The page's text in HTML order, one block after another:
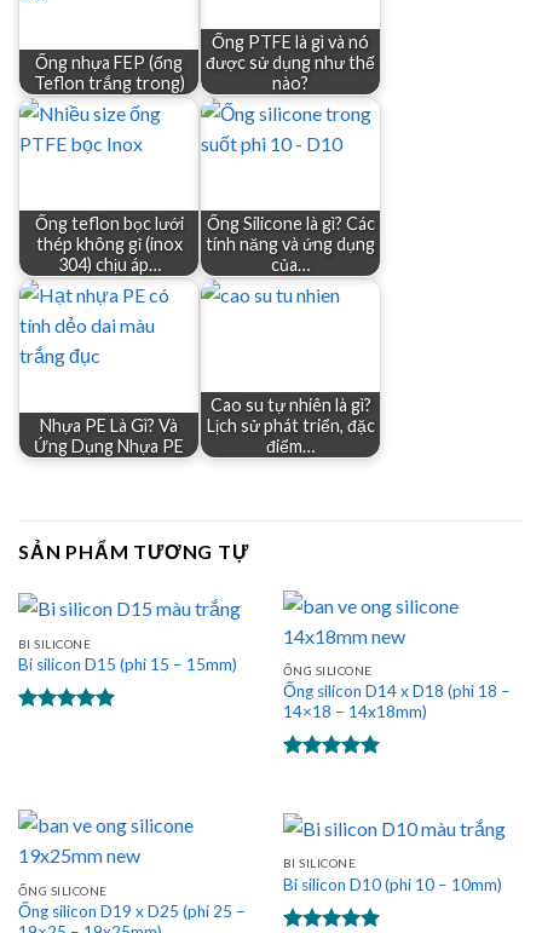
Ống nhựa FEP (ống
Teflon trắng trong)
Ống PTFE là gì và nó
được sử dụng như thế
nào?
Ống teflon bọc lưới
thép không gỉ (inox
304) chịu áp…
Ống Silicone là gì? Các
tính năng và ứng dụng
của…
Nhựa PE Là Gì? Và
Ứng Dụng Nhựa PE
Cao su tự nhiên là gì?
Lịch sử phát triển, đặc
điểm…
SẢN PHẨM TƯƠNG TỰ
BI SILICONE
Bi silicon D15 (phi 15 – 15mm) ỐNG SILICONE
Ống silicon D14 x D18 (phi 18 –
14×18 – 14x18mm)
5 sao
ỐNG SILICONE
Ống silicon D19 x D25 (phi 25 –
BI SILICONE
Bi silicon D10 (phi 10 – 10mm)